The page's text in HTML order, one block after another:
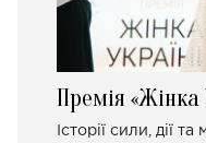
Премія «Жінка
Історії сили, дії